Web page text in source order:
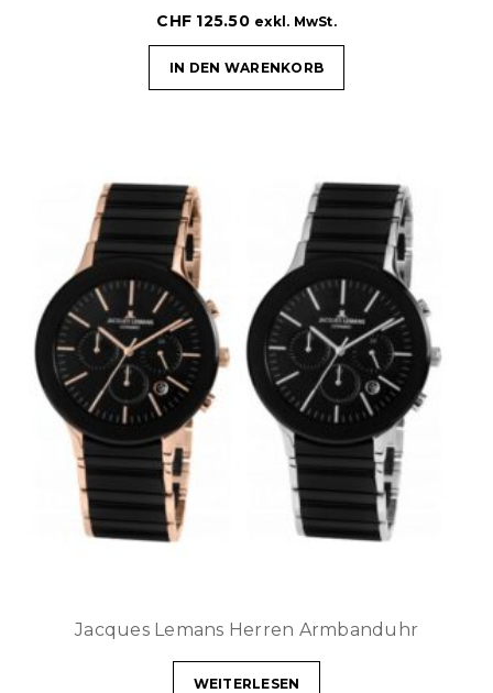
CHF 125.50 exkl. MwSt.
IN DEN WARENKORB
Jacques Lemans Herren Armbanduhr
WEITERLESEN